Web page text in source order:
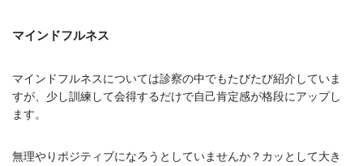
マインドフルネス
マインドフルネスについては診察の中でもたびたび紹介していま
すが、少し訓練して会得するだけで自己肯定感が格段にアップし
ます。
無理やりポジティブになろうとしていませんか？カッとして大き